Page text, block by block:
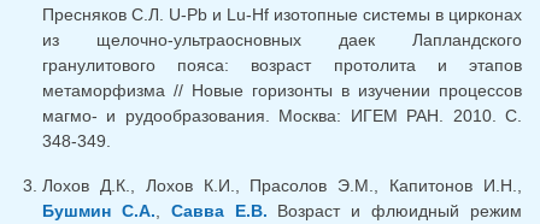
Пресняков С.Л. U-Pb и Lu-Hf изотопные системы в цирконах
из щелочно-ультраосновных даек Лапландского
гранулитового пояса: возраст протолита и этапов
метаморфизма // Новые горизонты в изучении процессов
магмо- и рудообразования. Москва: ИГЕМ РАН. 2010. С.
348-349.
Лохов Д.К., Лохов К.И., Прасолов Э.М., Капитонов И.Н.,
Бушмин С.А.
Савва Е.В. Возраст и флюидный режим